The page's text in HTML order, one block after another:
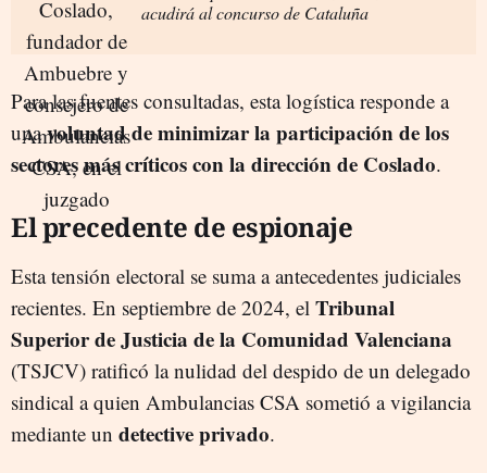
acudirá al concurso de Cataluña
Para las fuentes consultadas, esta logística responde a
unavoluntad de minimizar la participación de los
sectores más críticos con la dirección de Coslado.
El precedente de espionaje
Esta tensión electoral se suma a antecedentes judiciales
recientes. En septiembre de 2024, el Tribunal
Superior de Justicia de la Comunidad Valenciana
(TSJCV) ratificó la nulidad del despido de un delegado
sindical a quien Ambulancias CSA sometió a vigilancia
mediante un detective privado.